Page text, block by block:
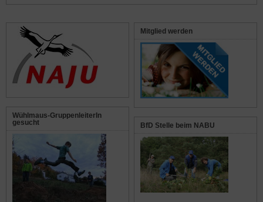
Mitglied werden
BfD Stelle beim NABU
Wühlmaus-GruppenleiterIn
gesucht